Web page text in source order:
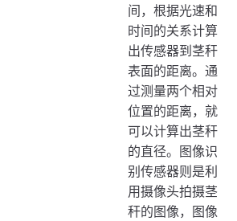
间，根据光速和
时间的关系计算
出传感器到茎秆
表面的距离。通
过测量两个相对
位置的距离，就
可以计算出茎秆
的直径。图像识
别传感器则是利
用摄像头拍摄茎
秆的图像，图像